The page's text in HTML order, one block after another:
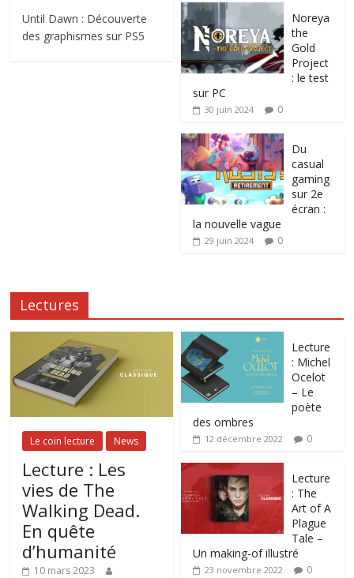
Until Dawn : Découverte
des graphismes sur PS5
Noreya
the
Gold
Project
: le test
sur PC
30 juin 2024 0
Du
casual
gaming
sur 2e
écran :
la nouvelle vague
29 juin 2024 0
Lectures
Le coin lecture News
Lecture : Les
vies de The
Walking Dead.
En quête
d’humanité
10 mars 2023
Lecture
: Michel
Ocelot
– Le
poète
des ombres
12 décembre 2022 0
Lecture
: The
Art of A
Plague
Tale –
Un making-of illustré
23 novembre 2022 0